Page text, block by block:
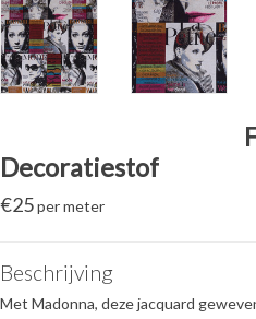
Decoratiestof
€25per meter
Beschrijving
Met Madonna, deze jacquard